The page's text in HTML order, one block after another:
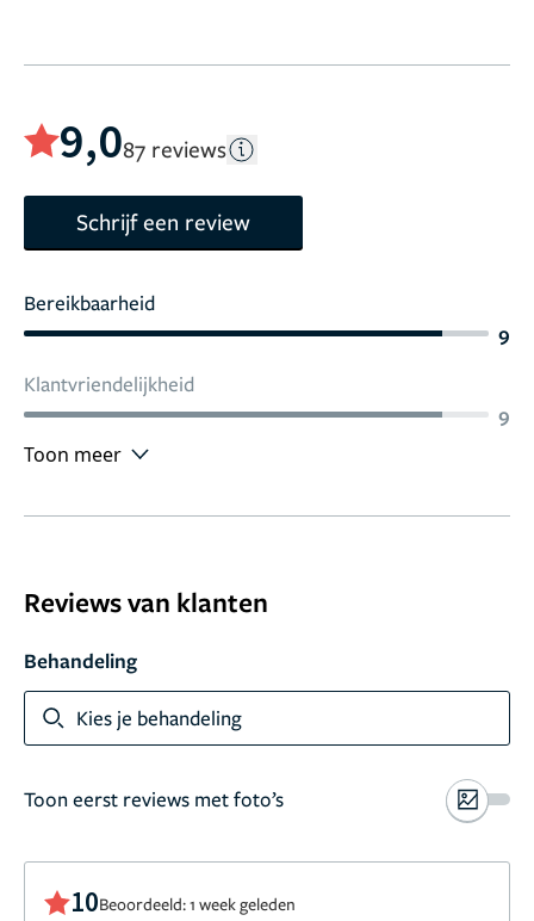
9,087 reviews
Schrijf een review
Bereikbaarheid
9
Klantvriendelijkheid
9
Toon meer
Reviews van klanten
Behandeling
Kies je behandeling
Toon eerst reviews met foto’s
10Beoordeeld: 1 week geleden